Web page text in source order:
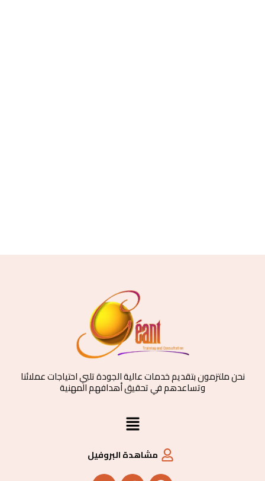
نحن ملتزمون بتقديم خدمات عالية الجودة تلبي احتياجات عملائنا
وتساعدهم في تحقيق أهدافهم المهنية
القائمة
مشاهدة البروفيل